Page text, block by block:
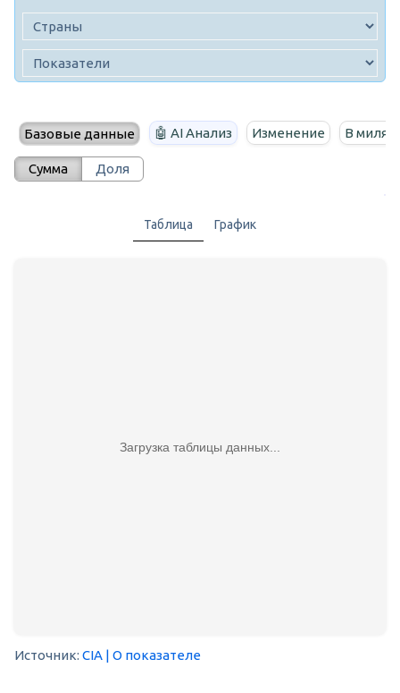
Базовые данные 🤖 AI Анализ Изменение В милях
Сумма Доля
Таблица График
Загрузка таблицы данных...
Источник: CIA | О показателе